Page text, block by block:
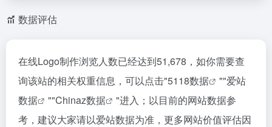
数据评估
在线Logo制作浏览人数已经达到51,678，如你需要查
询该站的相关权重信息，可以点击"5118数据 ""爱站
数据
""Chinaz数据
"进入；以目前的网站数据参
考，建议大家请以爱站数据为准，更多网站价值评估因